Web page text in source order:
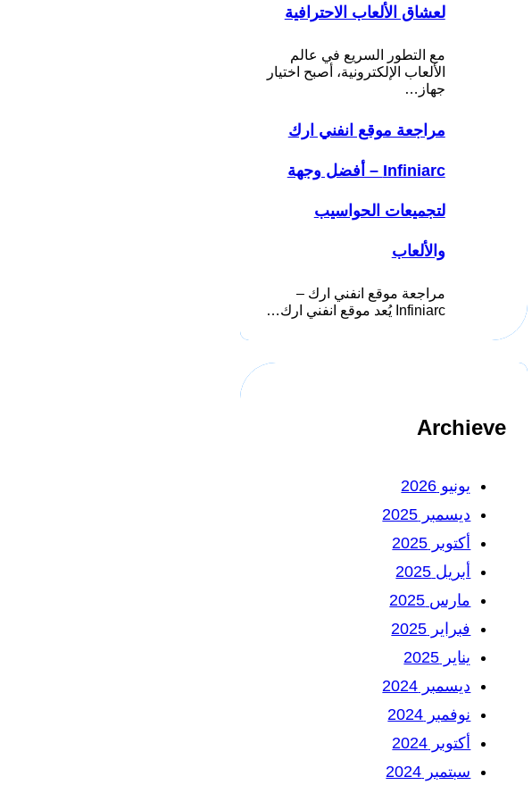
لعشاق الألعاب الاحترافية
مع التطور السريع في عالم
الألعاب الإلكترونية، أصبح اختيار
جهاز…
مراجعة موقع انفني ارك
Infiniarc – أفضل وجهة
لتجميعات الحواسيب
والألعاب
مراجعة موقع انفني ارك –
Infiniarc يُعد موقع انفني ارك…
Archieve
يونيو 2026
ديسمبر 2025
أكتوبر 2025
أبريل 2025
مارس 2025
فبراير 2025
يناير 2025
ديسمبر 2024
نوفمبر 2024
أكتوبر 2024
سبتمبر 2024